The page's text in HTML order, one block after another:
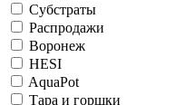
Субстраты
Распродажи
Воронеж
HESI
AquaPot
Тара и горшки